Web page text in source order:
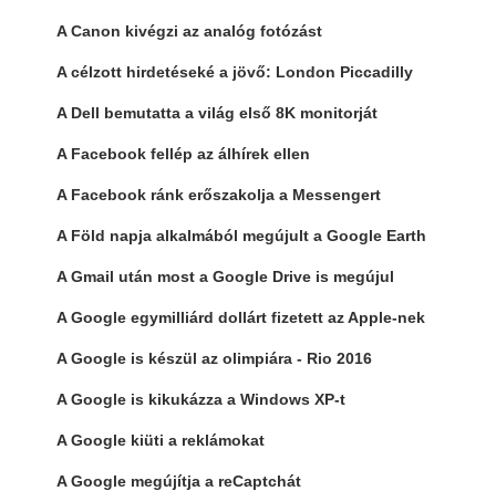
A Canon kivégzi az analóg fotózást
A célzott hirdetéseké a jövő: London Piccadilly
A Dell bemutatta a világ első 8K monitorját
A Facebook fellép az álhírek ellen
A Facebook ránk erőszakolja a Messengert
A Föld napja alkalmából megújult a Google Earth
A Gmail után most a Google Drive is megújul
A Google egymilliárd dollárt fizetett az Apple-nek
A Google is készül az olimpiára - Rio 2016
A Google is kikukázza a Windows XP-t
A Google kiüti a reklámokat
A Google megújítja a reCaptchát